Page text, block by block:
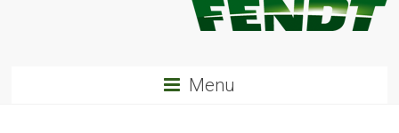
Menu